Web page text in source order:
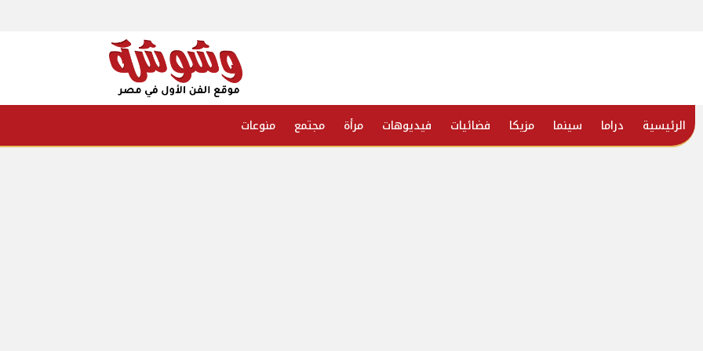
الرئيسية دراما سينما مزيكا فضائيات فيديوهات مرأة مجتمع منوعات